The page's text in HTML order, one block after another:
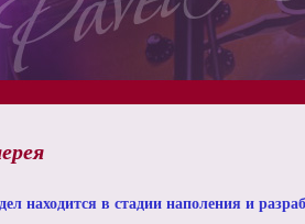
находится в стадии наполения и